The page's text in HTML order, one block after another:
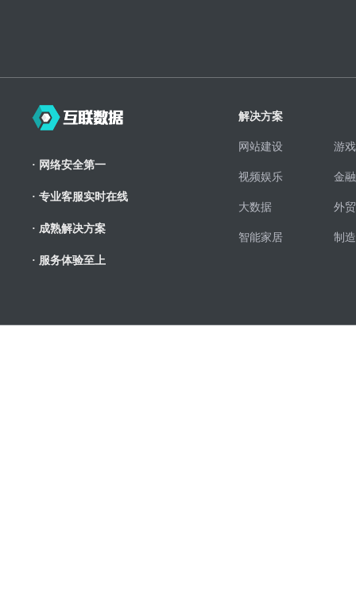
· 网络安全第一
· 专业客服实时在线
· 成熟解决方案
· 服务体验至上
解决方案
网站建设 游
视频娱乐 金
大数据 外
智能家居 制